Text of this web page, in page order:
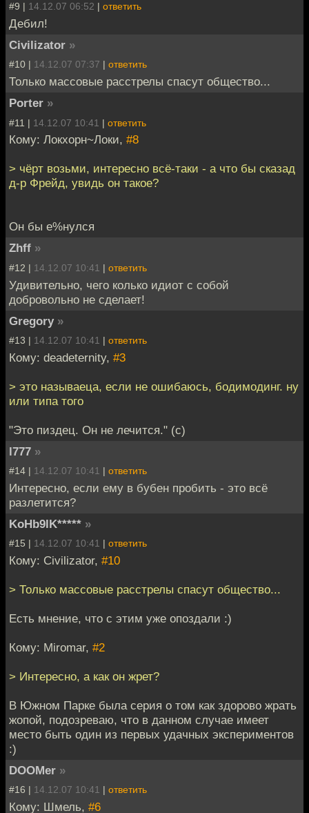
#9 | 14.12.07 06:52 | ответить
Дебил!
Civilizator »
#10 | 14.12.07 07:37 | ответить
Только массовые расстрелы спасут общество...
Porter »
#11 | 14.12.07 10:41 | ответить
Кому: Локхорн~Локи, #8
> чёрт возьми, интересно всё-таки - а что бы сказад
д-р Фрейд, увидь он такое?
Он бы е%нулся
Zhff »
#12 | 14.12.07 10:41 | ответить
Удивительно, чего колько идиот с собой
добровольно не сделает!
Gregory »
#13 | 14.12.07 10:41 | ответить
Кому: deadeternity, #3
> это называеца, если не ошибаюсь, бодимодинг. ну
или типа того
"Это пиздец. Он не лечится." (с)
l777 »
#14 | 14.12.07 10:41 | ответить
Интересно, если ему в бубен пробить - это всё
разлетится?
KoHb9IK***** »
#15 | 14.12.07 10:41 | ответить
Кому: Civilizator, #10
> Только массовые расстрелы спасут общество...
Есть мнение, что с этим уже опоздали :)
Кому: Miromar, #2
> Интересно, а как он жрет?
В Южном Парке была серия о том как здорово жрать
жопой, подозреваю, что в данном случае имеет
место быть один из первых удачных экспериментов
:)
DOOMer »
#16 | 14.12.07 10:41 | ответить
Кому: Шмель, #6